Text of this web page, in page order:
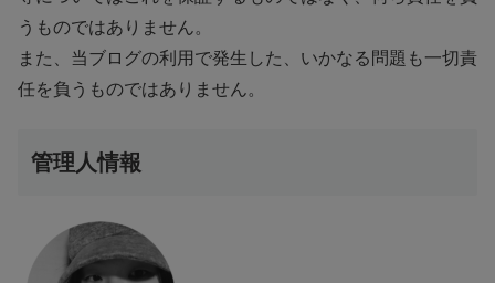
うものではありません。
また、当ブログの利用で発生した、いかなる問題も一切責
任を負うものではありません。
管理人情報